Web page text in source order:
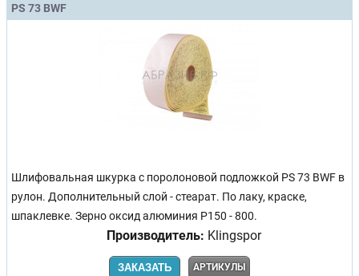
PS 73 BWF
Шлифовальная шкурка с поролоновой подложкой PS 73 BWF в
рулон. Дополнительный слой - стеарат. По лаку, краске,
шпаклевке. Зерно оксид алюминия Р150 - 800.
Производитель: Klingspor
ЗАКАЗАТЬ АРТИКУЛЫ